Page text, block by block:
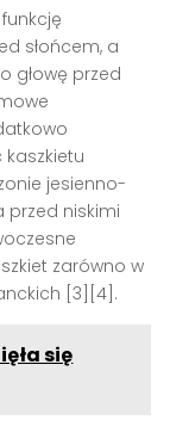
funkcję
słońcem, a
głowę przed
jesienno-
przed niskimi
zarówno w
[3][4].
się